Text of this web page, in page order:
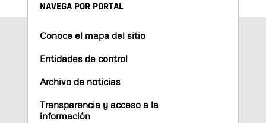
NAVEGA POR PORTAL
Conoce el mapa del sitio
Entidades de control
Archivo de noticias
Transparencia y acceso a la
información